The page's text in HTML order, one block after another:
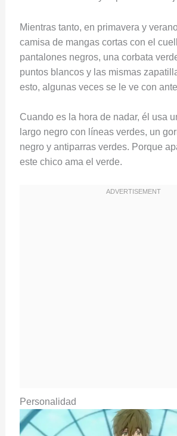
Mientras tanto, en primavera y
camisa de mangas cortas con el
pantalones negros, una corbata
puntos blancos y las mismas
esto, algunas veces se le ve con
Cuando es la hora de nadar, él usa
largo negro con líneas verdes, un
negro y antiparras verdes. Porque
este chico ama el verde.
Personalidad